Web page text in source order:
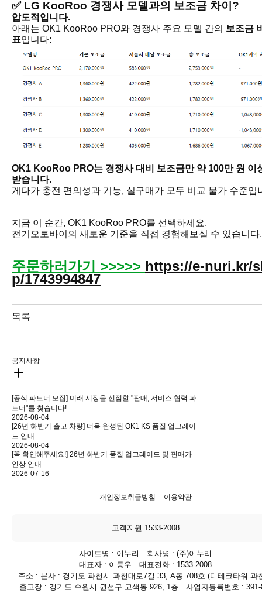
✅ LG KooRoo 경쟁사 모델과의 보조금 차이?
압도적입니다.
아래는 OK1 KooRoo PRO와 경쟁사 주요 모델 간의 보조금
표입니다:
OK1 KooRoo PRO는 경쟁사 대비 보조금만 약 100만 원 이
받습니다.
게다가 충전 편의성과 기능, 실구매가 모두 비교 불가 수준입
지금 이 순간, OK1 KooRoo PRO를 선택하세요.
전기오토바이의 새로운 기준을 직접 경험해보실 수 있습니다.
주문하러가기 >>>>> https://e-nuri.kr/
p/1743994847
목록
공지사항
[공식 파트너 모집] 미래 시장을 선점할 "판매, 서비스 협력 파
트너"를 찾습니다!
2026-08-04
[26년 하반기 출고 차량] 더욱 완성된 OK1 KS 품질 업그레이
드 안내
2026-08-04
[꼭 확인해주세요!] 26년 하반기 품질 업그레이드 및 판매가
인상 안내
2026-07-16
개인정보취급방침 이용약관
고객지원 1533-2008
사이트명 : 이누리 회사명 : (주)이누리
대표자 : 이동우 대표전화 : 1533-2008
주소 : 본사 : 경기도 과천시 과천대로7길 33, A동 708호 (디테크타워 과
출고장 : 경기도 수원시 권선구 고색동 926, 1층 사업자등록번호 : 391-